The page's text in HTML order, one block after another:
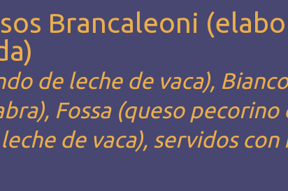
Brancaleoni
de leche de vaca),
Fossa (queso pecorino
de vaca), servidos